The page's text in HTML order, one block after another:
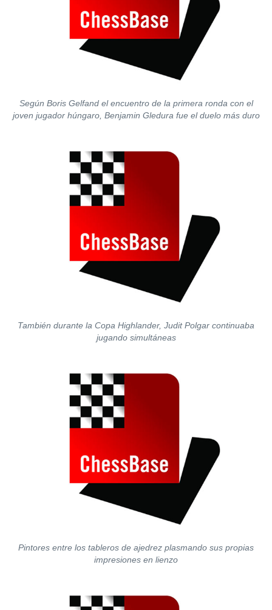
Según Boris Gelfand el encuentro de la primera ronda con el
joven jugador húngaro, Benjamin Gledura fue el duelo más duro
También durante la Copa Highlander, Judit Polgar continuaba
jugando simultáneas
Pintores entre los tableros de ajedrez plasmando sus propias
impresiones en lienzo